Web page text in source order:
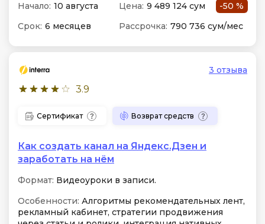
Начало: 10 августа Цена: 9 489 124 сум
-50 %
Срок: 6 месяцев Рассрочка: 790 736 сум/мес
3.9
3 отзыва
Сертификат Возврат средств
Как создать канал на Яндекс.Дзен и
заработать на нём
Формат: Видеоуроки в записи.
Особенности: Алгоритмы рекомендательных лент,
рекламный кабинет, стратегии продвижения